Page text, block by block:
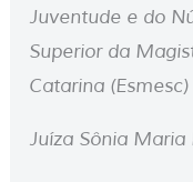
Juventude e do
Superior da
Catarina (Esmesc)
Juíza Sônia